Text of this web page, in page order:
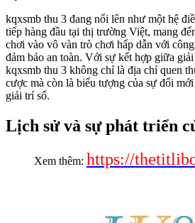
kqxsmb thu 3 đang nổi lên như một hệ
tiếp hàng đầu tại thị trường Việt, mang
chơi vào vô vàn trò chơi hấp dẫn với
đảm bảo an toàn. Với sự kết hợp giữa
kqxsmb thu 3 không chỉ là địa chỉ quen
cược mà còn là biểu tượng của sự đổi
giải trí số.
Lịch sử và sự phát triển
Xem thêm: https://